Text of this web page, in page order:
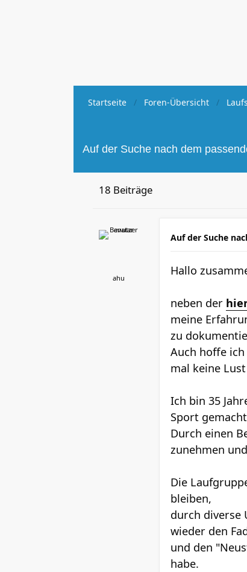
Startseite Foren-Übersicht
Auf der Suche nach dem
18 Beiträge
ahu
Auf der Suche
Hallo
neben der
meine
zu
Auch hoffe
mal keine
Ich bin 35
Sport
Durch einen
zunehmen
Die
bleiben,
durch diverse
wieder den
und den
habe.